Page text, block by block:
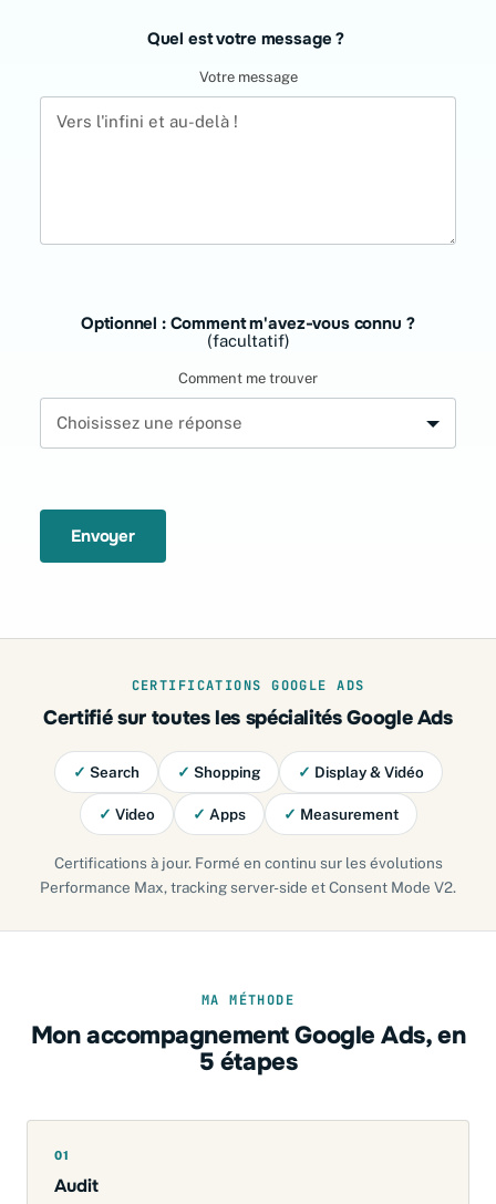
Quel est votre message ?
Votre message
Optionnel : Comment m'avez-vous connu ?
(facultatif)
Comment me trouver
Envoyer
CERTIFICATIONS GOOGLE ADS
Certifié sur toutes les spécialités Google Ads
✓ Search ✓ Shopping ✓ Display & Vidéo
✓ Video ✓ Apps ✓ Measurement
Certifications à jour. Formé en continu sur les évolutions
Performance Max, tracking server-side et Consent Mode V2.
MA MÉTHODE
Mon accompagnement Google Ads, en
5 étapes
01
Audit